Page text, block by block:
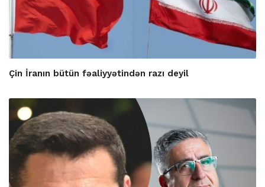
Çin İranın bütün fəaliyyətindən razı deyil